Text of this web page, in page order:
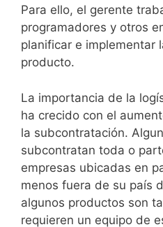
Para ello, el gerente
programadores y otros
planificar e implementar
producto.
La importancia de la
ha crecido con el
la subcontratación.
subcontratan toda o
empresas ubicadas en
menos fuera de su país
algunos productos son
requieren un equipo de